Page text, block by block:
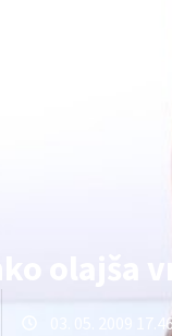
olajša
03. 05. 2009